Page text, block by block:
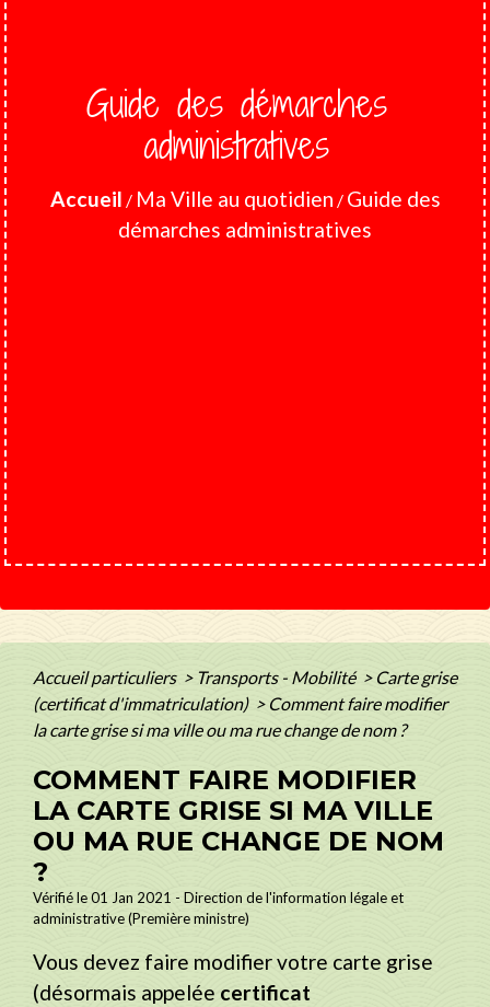
Guide des démarches
administratives
Accueil / Ma Ville au quotidien / Guide des
démarches administratives
Accueil particuliers > Transports - Mobilité > Carte grise
(certificat d'immatriculation) > Comment faire modifier
la carte grise si ma ville ou ma rue change de nom ?
COMMENT FAIRE MODIFIER
LA CARTE GRISE SI MA VILLE
OU MA RUE CHANGE DE NOM
?
Vérifié le 01 Jan 2021 - Direction de l'information légale et
administrative (Première ministre)
Vous devez faire modifier votre carte grise
(désormais appelée certificat